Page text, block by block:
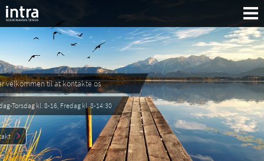
Du er velkommen til at kontakte os
Mandag-Torsdag kl. 8-16, Fredag kl. 8-14:30
Kontakt